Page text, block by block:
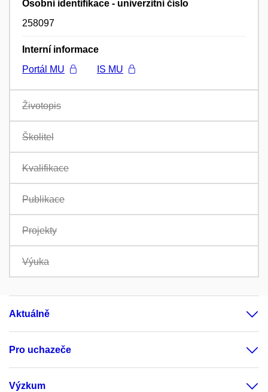
Osobní identifikace - univerzitní číslo
258097
Interní informace
Portál MU
IS MU
Životopis
Školitel
Kvalifikace
Publikace
Projekty
Výuka
Aktuálně
Pro uchazeče
Výzkum